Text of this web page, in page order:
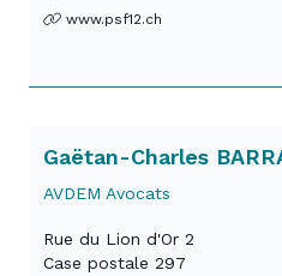
www.psf12.ch
Gaëtan-Charles
AVDEM Avocats
Rue du Lion d'Or 2
Case postale 297